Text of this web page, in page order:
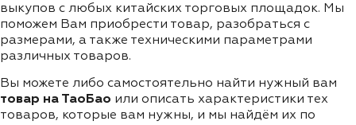
выкупов с любых китайских торговых площадок. Мы
поможем Вам приобрести товар, разобраться с
размерами, а также техническими параметрами
различных товаров.
Вы можете либо самостоятельно найти нужный вам
товар на ТаоБао или описать характеристики тех
товаров, которые вам нужны, и мы найдём их по